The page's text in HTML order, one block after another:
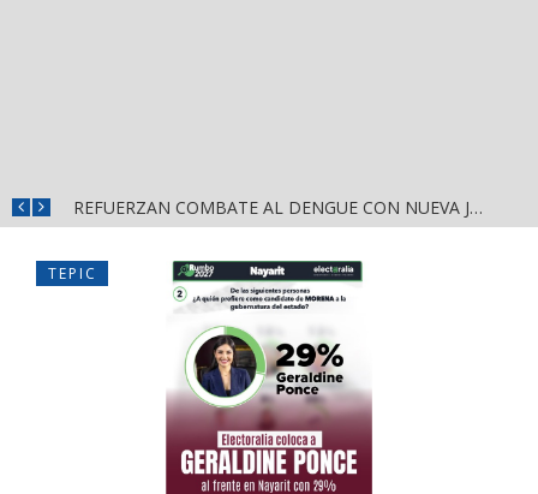
REFUERZAN COMBATE AL DENGUE CON NUEVA JORNADA DEL LIMPIATÓN EN BAHÍA DE BANDERAS
TEPIC